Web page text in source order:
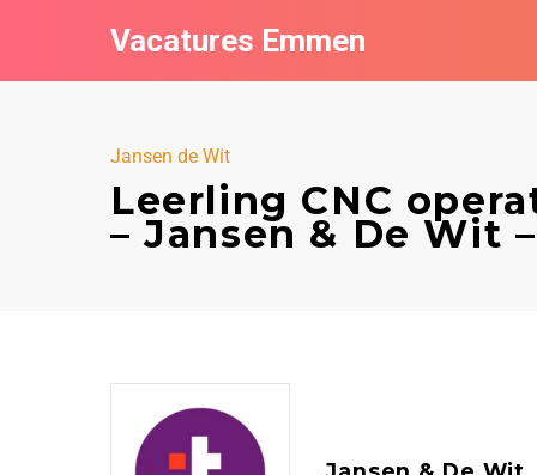
Vacatures Emmen
Jansen de Wit
Leerling CNC
– Jansen & De Wit